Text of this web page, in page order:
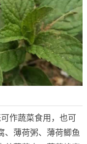
作蔬菜食用，也可
、薄荷粥、薄荷鲫鱼